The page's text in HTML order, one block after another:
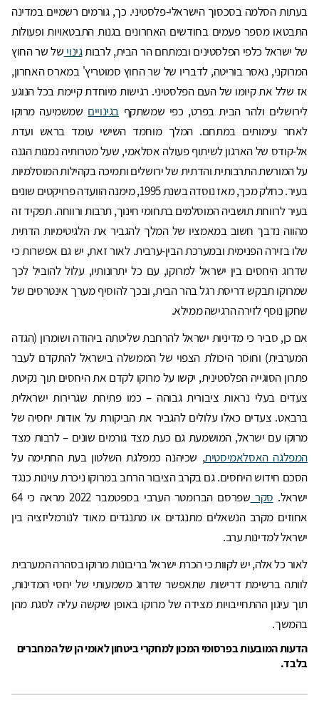
בעתות הסלמה בסכסוך הישראלי-פלסטיני. כך, גורמים רשמיים במדינה
התבטאו מספר פעמים בחודשים האחרונים בגנות התבטאויות ופעולות
של ישראל כלפי הפלסטינים ובמתחם הר הבית, לרבותגינוי של שר החוץ
המרוקני, נאסר בוריטה, לדבריו של שר החוץ סמוטריץ' במארס האחרון,
אז שלל את קיומו של העם הפלסטיני. רגישות מיוחדת קיימת בכל הנוגע
לירושלים ולהר הבית בפרט, כפי שמשתקף בגינויים שמשמיעה מרוקו
לאחר עימותים במתחם. המלך מוחמד השישי עומד בראש ועדת
אל-קודס של הארגון לשיתוף פעולה אסלאמי, שעל מטרותיה נמנות הגנה
על המורשת התרבותית והדתית של ירושלים ותמיכה בקהילות המוסלמיות
בעיר. כחלק מכך, מאז נוסדה בשנת 1995, מימנה הוועדה פרויקטים שונים
בעיר לרווחת תושביה המוסלמים בתחומי חינוך, תרבות ורווחה. תפקיד זה
מהווה נדבך חשוב במאמציו של המלך להגביר את הלגיטימיות הדתית
שלו בזירה הפנימית ובמערכת הבין-ערבית. לאור זאת, יש גם אפשרות כי
שדרוג היחסים בין ישראל למרוקו, עם כל יתרונותיו, עלול להוביל לכך
שמרוקו תבקש דריסת רגל בהר הבית, ובכך להוסיף מערך אינטרסים של
שחקן נוסף לזירה הרגישה ממילא.
אם כן, סביר כי מדיניות ישראל להרחבת שליטתה ביהודה ושומרון (הגדה
המערבית) וחוסר היכולת הצפוי של הממשלה בישראל להתקדם לעבר
פתרון הסוגייה הפלסטינית, יקשו על מרוקו לקדם את היחסים תוך נקיטת
צעדים בעלי נראות ציבורית גבוהה – כמו פתיחת שגרירות ישראלית
ברבאט. צעדים כאלו עלולים להגביר את הביקורת על אודות יחסיה של
מרוקו עם ישראל, המושמעת גם כעת מצד גורמים שונים – לרבות מצד
המפלגה האסלאמיסטית, שכיהנה כמפלגת השלטון בעת החתימה על
הסכם חידוש היחסים. גם בקרב הציבור הרחב במרוקו ניכרת עוינות כנגד
ישראל. סקר
שפרסם הברומטר הערבי בספטמבר 2022 מראה כי 64
אחוזים מקרב הנשאלים מתנגדים או מתנגדים מאוד לנורמליזציה בין
ישראל למדינות ערב.
לאור כל אלה, יש לקוות כי הכרת ישראל בריבונות מרוקו בסהרה המערבית
לוותה ברשימת דרישות שתאפשר שדרוג משמעותי של יחסי המדינות,
תוך עיגון ההתחייבויות מצידה של מרוקו באופן שיקשה עליה לסגת מהן
בהמשך.
הדעות המובעות בפרסומי המכון למחקרי ביטחון לאומי הן של המחברים
בלבד.